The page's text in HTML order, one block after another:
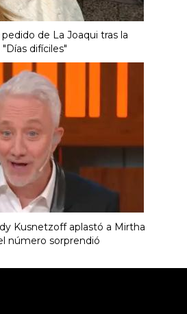
de La Joaqui tras la
difíciles"
Kusnetzoff aplastó a Mirtha
número sorprendió